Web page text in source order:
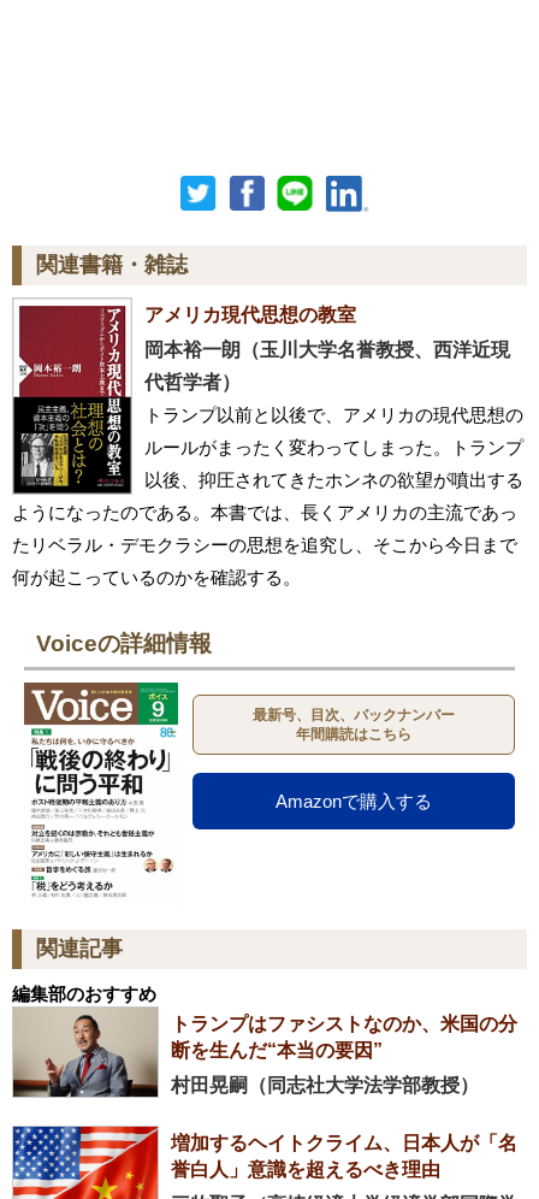
関連書籍・雑誌
アメリカ現代思想の教室
岡本裕一朗（玉川大学名誉教授、西洋近現
代哲学者）
トランプ以前と以後で、アメリカの現代思想の
ルールがまったく変わってしまった。トランプ
以後、抑圧されてきたホンネの欲望が噴出する
ようになったのである。本書では、長くアメリカの主流であっ
たリベラル・デモクラシーの思想を追究し、そこから今日まで
何が起こっているのかを確認する。
Voiceの詳細情報
最新号、目次、バックナンバー
年間購読はこちら
Amazonで購入する
関連記事
編集部のおすすめ
トランプはファシストなのか、米国の分
断を生んだ“本当の要因”
村田晃嗣（同志社大学法学部教授）
増加するヘイトクライム、日本人が「名
誉白人」意識を超えるべき理由